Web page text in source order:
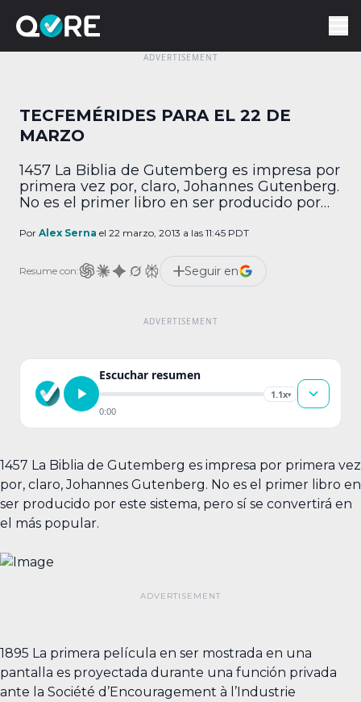
TECFEMÉRIDES PARA EL 22 DE
MARZO
1457 La Biblia de Gutemberg es impresa por
primera vez por, claro, Johannes Gutenberg.
No es el primer libro en ser producido por
popular. 1895 La primera película en ser
durante una función privada ante la Société
d’Encouragement à l’Industrie […]
Por Alex Serna el 22 marzo, 2013 a las 11:45 PDT
Resume con: Seguir en
Escuchar resumen
1.1x▾
0:00
1457 La Biblia de Gutemberg es impresa por primera vez
por, claro, Johannes Gutenberg. No es el primer libro en
ser producido por este sistema, pero sí se convertirá en
el más popular.
1895 La primera película en ser mostrada en una
pantalla es proyectada durante una función privada
ante la Société d’Encouragement à l’Industrie